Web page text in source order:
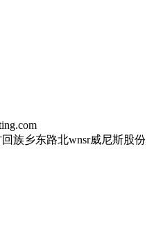
族乡东路北wnsr威尼斯股份